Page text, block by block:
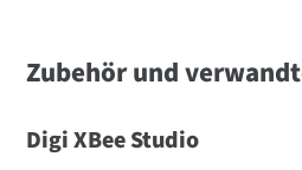
Zubehör und
Digi XBee Studio